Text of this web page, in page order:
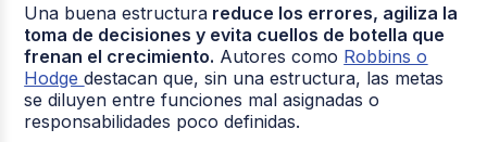
Una buena estructura reduce los errores, agiliza la
toma de decisiones y evita cuellos de botella que
frenan el crecimiento. Autores como Robbins o
Hodgedestacan que, sin una estructura, las metas
se diluyen entre funciones mal asignadas o
responsabilidades poco definidas.